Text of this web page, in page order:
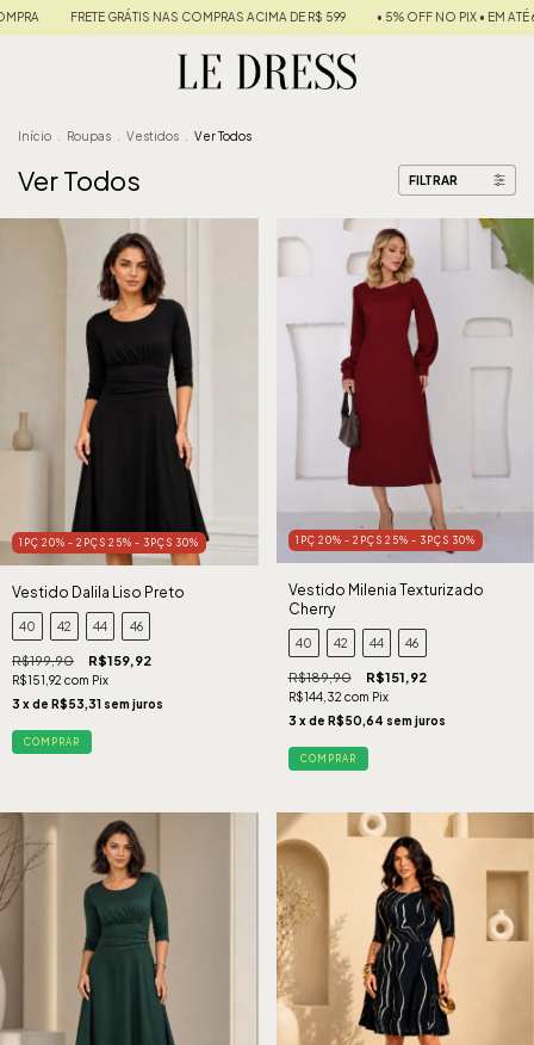
GRÁTIS NAS COMPRAS ACIMA DE R$ 599 • 5% OFF NO PIX • EM ATÉ 6X SEM JUROS
Início Roupas Vestidos Ver Todos
Ver Todos FILTRAR
1PÇ 20% - 2PÇS 25% - 3PÇS 30%
Vestido Dalila Liso Preto
40 42 44 46
R$199,90 R$159,92
R$151,92 com Pix
3 x de R$53,31 sem juros
COMPRAR
1PÇ 20% - 2PÇS 25% - 3PÇS 30%
Vestido Milenia Texturizado
Cherry
40 42 44 46
R$189,90 R$151,92
R$144,32 com Pix
3 x de R$50,64 sem juros
COMPRAR